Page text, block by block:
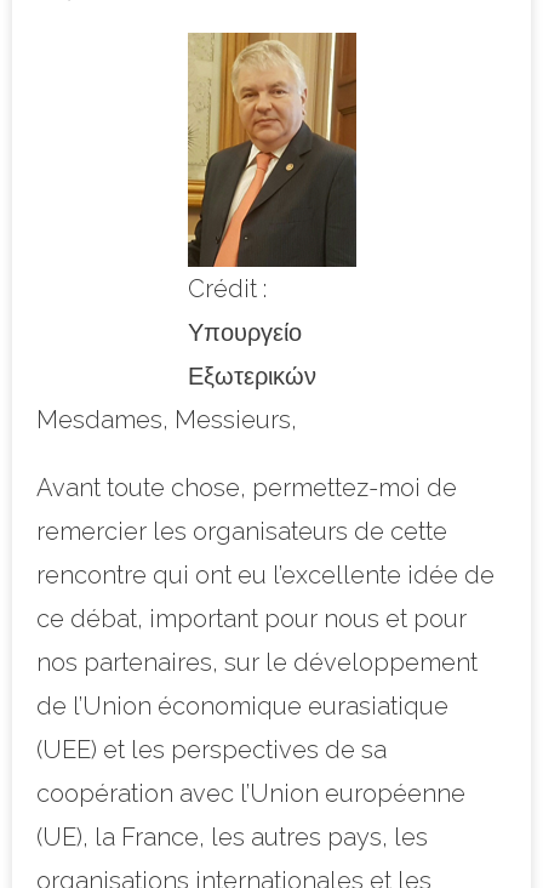
Crédit :
Υπουργείο
Εξωτερικών
Mesdames, Messieurs,
Avant toute chose, permettez-moi de
remercier les organisateurs de cette
rencontre qui ont eu l’excellente idée de
ce débat, important pour nous et pour
nos partenaires, sur le développement
de l’Union économique eurasiatique
(UEE) et les perspectives de sa
coopération avec l’Union européenne
(UE), la France, les autres pays, les
organisations internationales et les